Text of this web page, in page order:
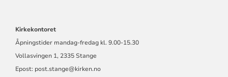
Kirkekontoret
Åpningstider mandag-fredag kl. 9.00-15.30
Vollasvingen 1, 2335 Stange
Epost: post.stange@kirken.no